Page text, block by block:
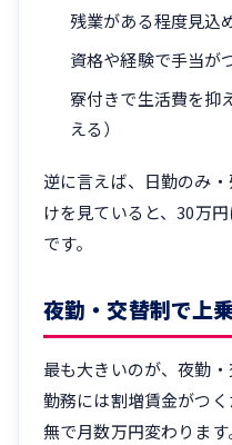
残業がある程度見込
資格や経験で手当が
寮付きで生活費を抑
える）
逆に言えば、日勤のみ
けを見ていると、30万
です。
夜勤・交替制で上
最も大きいのが、夜勤
勤務には割増賃金がつ
無で月数万円変わります